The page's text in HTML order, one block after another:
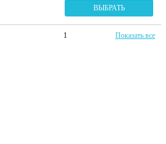
ВЫБРАТЬ
1 Показать все